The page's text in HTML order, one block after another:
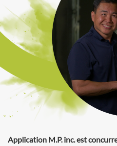
Application M.P. inc. est